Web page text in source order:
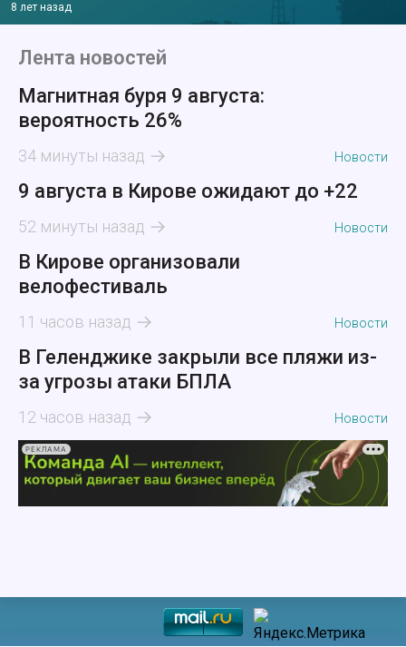
8 лет назад
Лента новостей
Магнитная буря 9 августа:
вероятность 26%
34 минуты назад Новости
9 августа в Кирове ожидают до +22
52 минуты назад Новости
В Кирове организовали
велофестиваль
11 часов назад Новости
В Геленджике закрыли все пляжи из-
за угрозы атаки БПЛА
12 часов назад Новости
РЕКЛАМА